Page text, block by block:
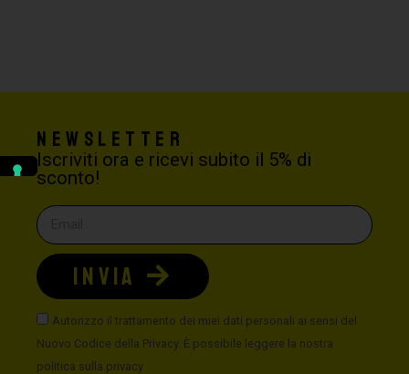
Newsletter
Iscriviti ora e ricevi subito il 5% di
sconto!
Autorizzo il trattamento dei miei dati personali ai sensi del
Nuovo Codice della Privacy. È possibile leggere la nostra
politica sulla privacy
INVIA